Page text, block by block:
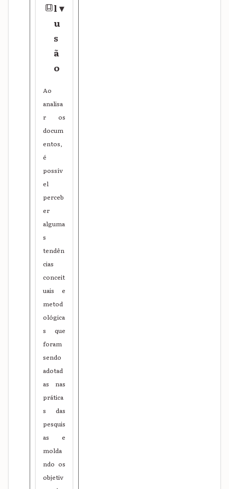
l
u
s
ã
o
▾
Ao
analisa
r os
docum
entos,
é
possív
el
perceb
er
alguma
s
tendên
cias
conceit
uais e
metod
ológica
s que
foram
sendo
adotad
as nas
prática
s das
pesquis
as e
molda
ndo os
objetiv